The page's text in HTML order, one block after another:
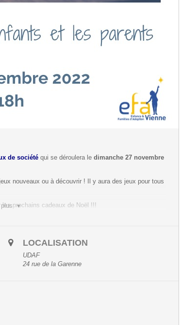
de société qui se déroulera ledimanche 27 novembre
nouveaux ou à découvrir ! Il y aura des jeux pour tous
les prochains cadeaux de Noël !!!
LOCALISATION
UDAF
24 rue de la Garenne